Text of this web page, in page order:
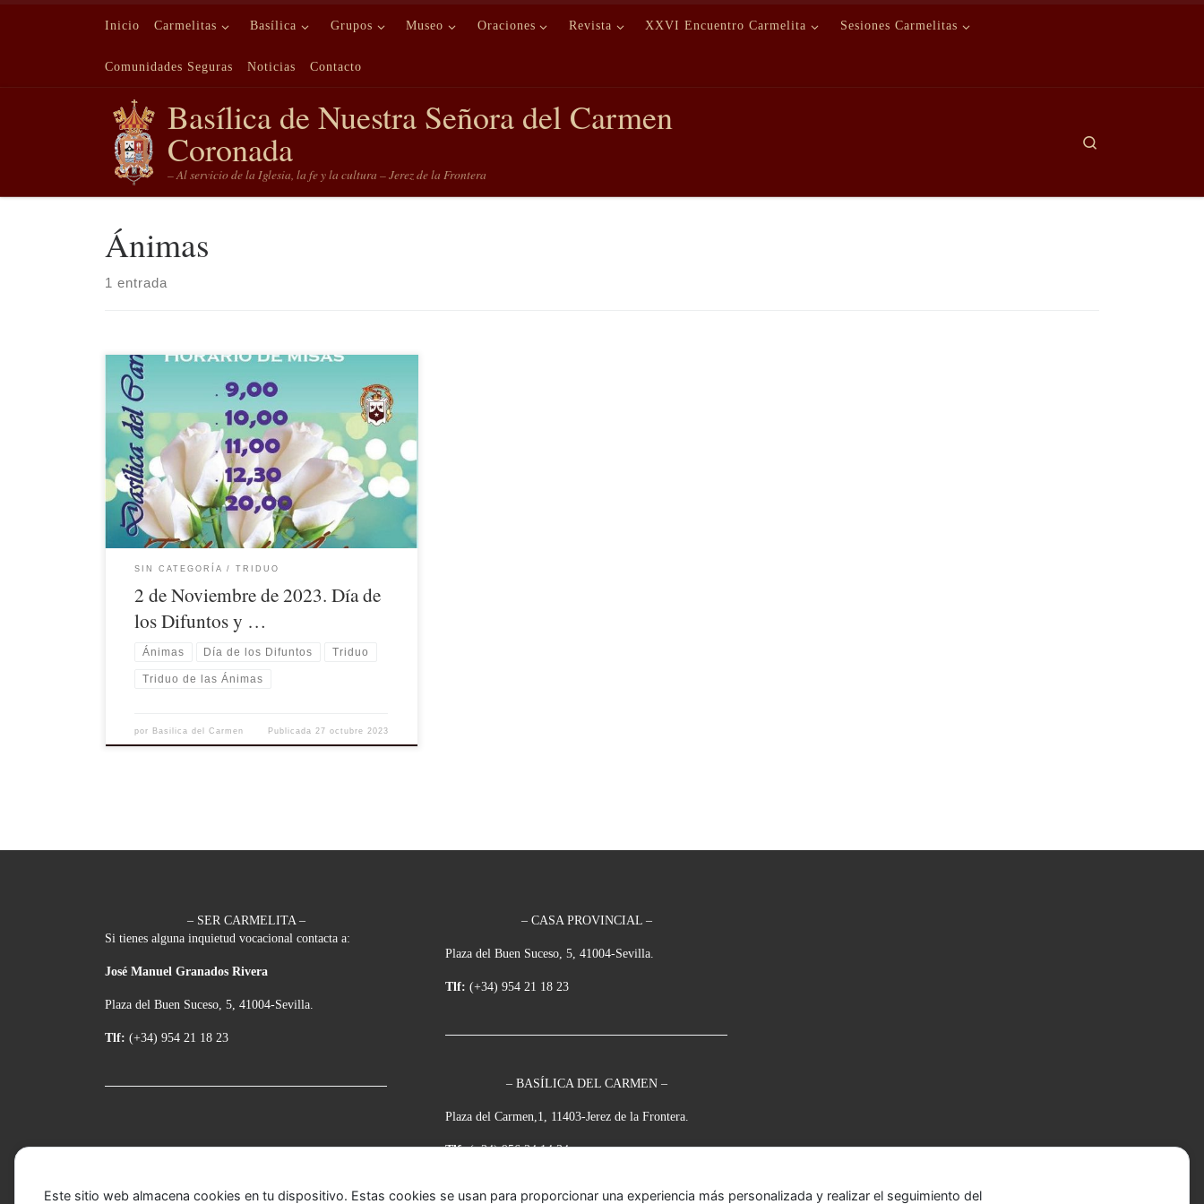
Saltar al contenido
Inicio Carmelitas Basílica Grupos Museo Oraciones Revista XXVI Encuentro Carmelita Sesiones Carmelitas
Comunidades Seguras Noticias Contacto
Basílica de Nuestra Señora del Carmen
Coronada
– Al servicio de la Iglesia, la fe y la cultura – Jerez de la Frontera
Ánimas
1 entrada
SIN CATEGORÍA TRIDUO
2 de Noviembre de 2023. Día de
los Difuntos y …
Ánimas Día de los Difuntos Triduo
Triduo de las Ánimas
por Basilica del Carmen Publicada 27 octubre 2023
– SER CARMELITA –
Si tienes alguna inquietud vocacional contacta a:
José Manuel Granados Rivera
Plaza del Buen Suceso, 5, 41004-Sevilla.
Tlf: (+34) 954 21 18 23
– CASA PROVINCIAL –
Plaza del Buen Suceso, 5, 41004-Sevilla.
Tlf: (+34) 954 21 18 23
– BASÍLICA DEL CARMEN –
Plaza del Carmen,1, 11403-Jerez de la Frontera.
Tlf:(+34) 956 34 14 34
Este sitio web almacena cookies en tu dispositivo. Estas cookies se usan para proporcionar una experiencia más personalizada y realizar el seguimiento del